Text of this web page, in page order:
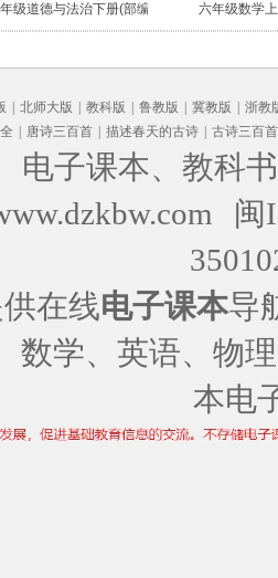
级道德与法治下册(部编
版)
六年级数学
北师大版 教科版 鲁教版 冀教版
浙教
唐诗三百首 描述春天的古诗 古诗三百首
电子课本、教科
闽
在线电子课本导
数学、英语、物
本电